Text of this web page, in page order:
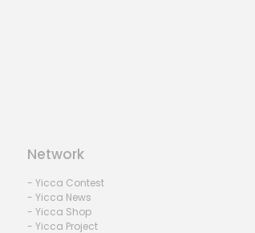
Network
- Yicca Contest
- Yicca News
- Yicca Shop
- Yicca Project